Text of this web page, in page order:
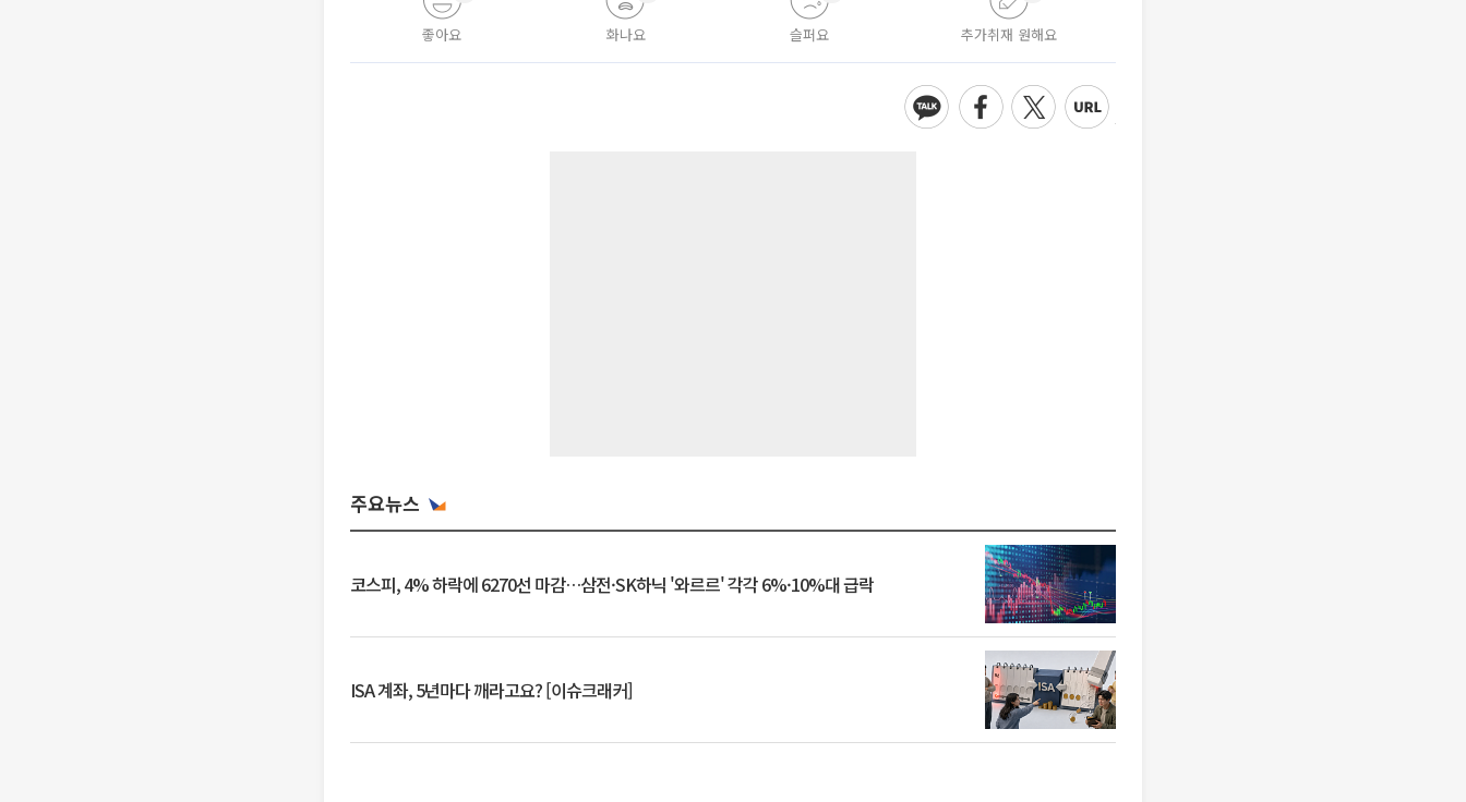
좋아요 화나요 슬퍼요 추가취재 원해요
주요뉴스
코스피, 4% 하락에 6270선 마감…삼전·SK하닉 '와르르' 각각 6%·10%대 급락
ISA 계좌, 5년마다 깨라고요? [이슈크래커]